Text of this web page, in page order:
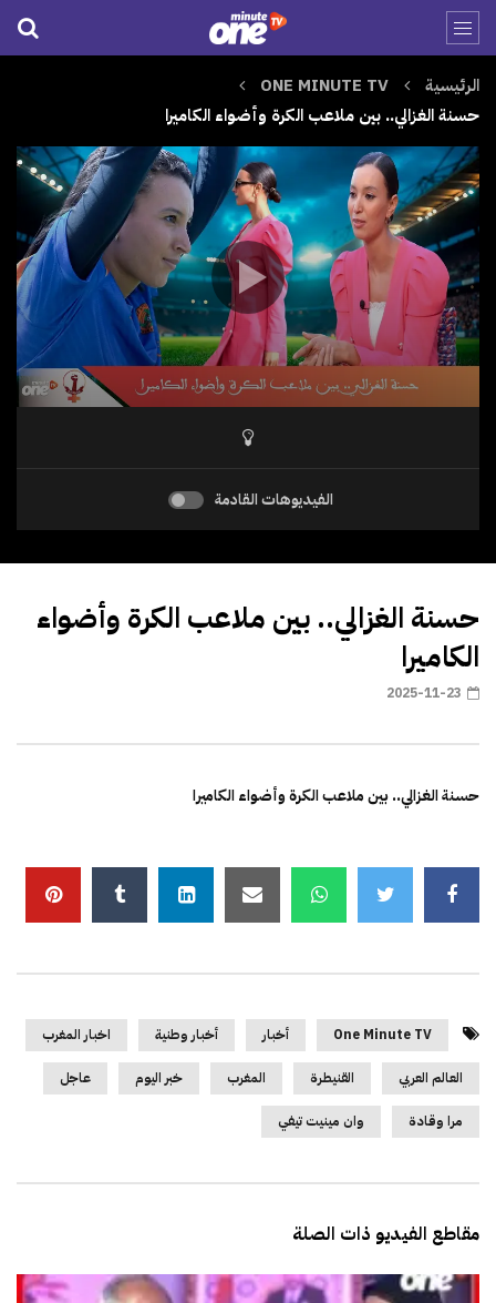
الرئيسية
ONE MINUTE TV
حسنة الغزالي.. بين ملاعب الكرة وأضواء الكاميرا
الفيديوهات القادمة
حسنة الغزالي.. بين ملاعب الكرة وأضواء
الكاميرا
2025-11-23
حسنة الغزالي.. بين ملاعب الكرة وأضواء الكاميرا
One Minute TV أخبار أخبار وطنية اخبار المغرب
العالم العربي القنيطرة المغرب خبر اليوم عاجل
مرا وقادة وان مينيت تيفي
مقاطع الفيديو ذات الصلة